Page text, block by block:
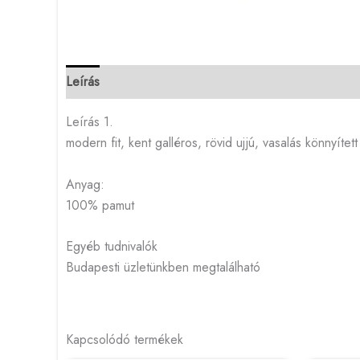
Leírás
Leírás 1.
modern fit, kent galléros, rövid ujjú, vasalás
Anyag:
100% pamut
Egyéb tudnivalók
Budapesti üzletünkben megtalálható
Kapcsolódó termékek